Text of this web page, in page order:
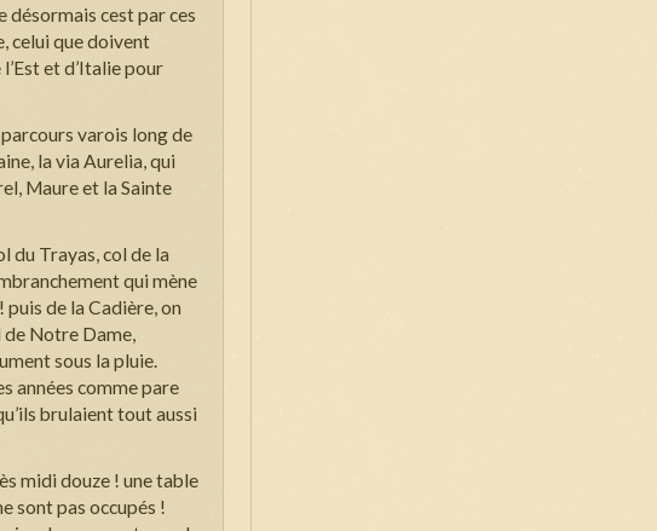
désormais cest par ces
celui que doivent
et d’Italie pour
varois long de
la via Aurelia, qui
Maure et la Sainte
du Trayas, col de la
qui mène
puis de la Cadière, on
Notre Dame,
sous la pluie.
années comme pare
brulaient tout aussi
midi douze ! une table
sont pas occupés !